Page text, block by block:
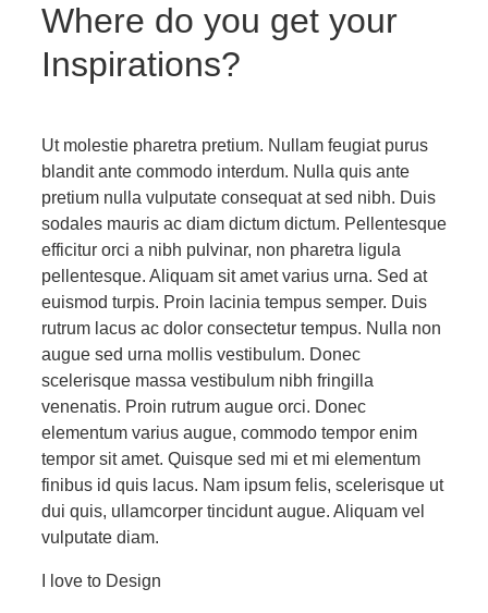
Where do you get your
Inspirations?
Ut molestie pharetra pretium. Nullam feugiat purus
blandit ante commodo interdum. Nulla quis ante
pretium nulla vulputate consequat at sed nibh. Duis
sodales mauris ac diam dictum dictum. Pellentesque
efficitur orci a nibh pulvinar, non pharetra ligula
pellentesque. Aliquam sit amet varius urna. Sed at
euismod turpis. Proin lacinia tempus semper. Duis
rutrum lacus ac dolor consectetur tempus. Nulla non
augue sed urna mollis vestibulum. Donec
scelerisque massa vestibulum nibh fringilla
venenatis. Proin rutrum augue orci. Donec
elementum varius augue, commodo tempor enim
tempor sit amet. Quisque sed mi et mi elementum
finibus id quis lacus. Nam ipsum felis, scelerisque ut
dui quis, ullamcorper tincidunt augue. Aliquam vel
vulputate diam.
I love to Design